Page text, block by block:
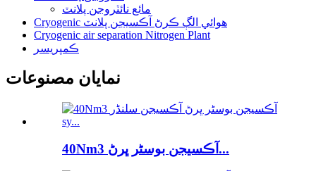
مائع نائٽروجن پلانٽ
Cryogenic هوائي الڳ ڪرڻ آڪسيجن پلانٽ
Cryogenic air separation Nitrogen Plant
ڪمپريسر
نمايان مصنوعات
40Nm3 آڪسيجن بوسٹر ڀرڻ...